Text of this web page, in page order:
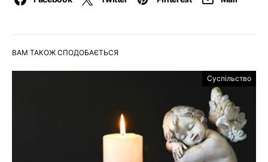
ВАМ ТАКОЖ СПОДОБАЄТЬСЯ
Суспільство